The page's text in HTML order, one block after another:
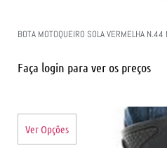
BOTA MOTOQUEIRO SOLA VERMELHA
Faça login para ver os preços
Ver Opções